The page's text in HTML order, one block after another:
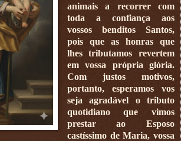
animais a recorrer com
toda a confiança aos
vossos benditos Santos,
pois que as honras que
lhes tributamos revertem
em vossa própria glória.
Com justos motivos,
portanto, esperamos vos
seja agradável o tributo
quotidiano que vimos
prestar ao Esposo
castíssimo de Maria, vossa